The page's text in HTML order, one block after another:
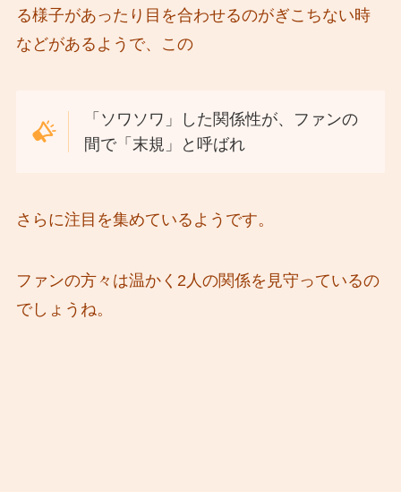
る様子があったり目を合わせるのがぎこちない時
などがあるようで、この
「ソワソワ」した関係性が、ファンの
間で「末規」と呼ばれ
さらに注目を集めているようです。
ファンの方々は温かく2人の関係を見守っているの
でしょうね。